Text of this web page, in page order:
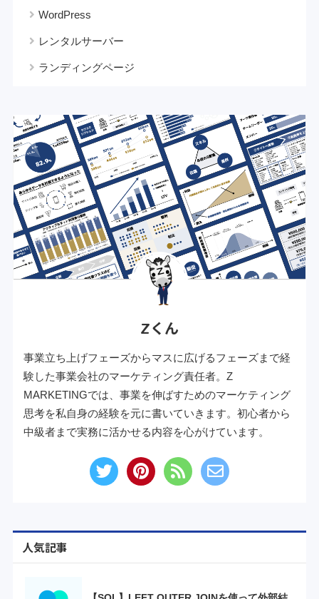
WordPress
レンタルサーバー
ランディングページ
Zくん
事業立ち上げフェーズからマスに広げるフェーズまで経
験した事業会社のマーケティング責任者。Z
MARKETINGでは、事業を伸ばすためのマーケティング
思考を私自身の経験を元に書いていきます。初心者から
中級者まで実務に活かせる内容を心がけています。
人気記事